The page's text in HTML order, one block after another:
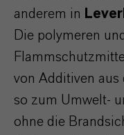
anderem in
Die polymeren
von Additiven aus
so zum Umwelt-
ohne die